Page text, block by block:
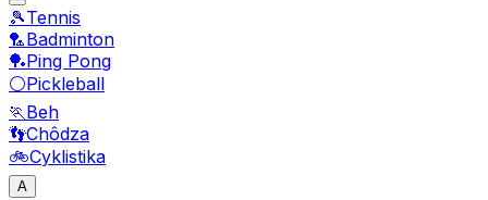
🎾Tennis
🏸Badminton
🏓Ping Pong
⚪Pickleball
🏃Beh
👣Chôdza
🚲Cyklistika
A